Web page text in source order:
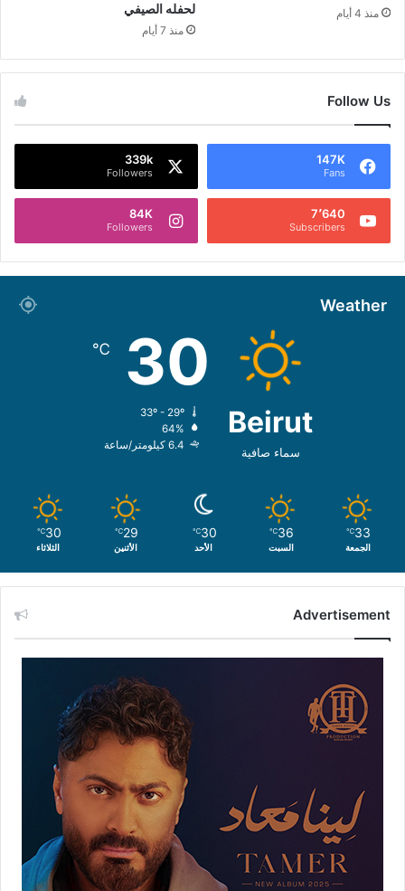
منذ 4 أيام
لحفله الصيفي
منذ 7 أيام
Follow Us
147K
Fans
339k
Followers
7٬640
Subscribers
84K
Followers
Weather
Beirut
سماء صافية
30
℃
64%
6.4 كيلومتر/ساعة
33
℃
الجمعة
36
℃
السبت
30
℃
الأحد
29
℃
الأثنين
30
℃
الثلاثاء
Advertisement